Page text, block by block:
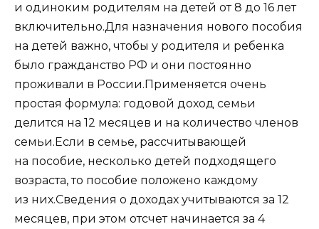
и одиноким родителям на детей от 8 до 16 лет
включительно.Для назначения нового пособия
на детей важно, чтобы у родителя и ребенка
было гражданство РФ и они постоянно
проживали в России.Применяется очень
простая формула: годовой доход семьи
делится на 12 месяцев и на количество членов
семьи.Если в семье, рассчитывающей
на пособие, несколько детей подходящего
возраста, то пособие положено каждому
из них.Сведения о доходах учитываются за 12
месяцев, при этом отсчет начинается за 4